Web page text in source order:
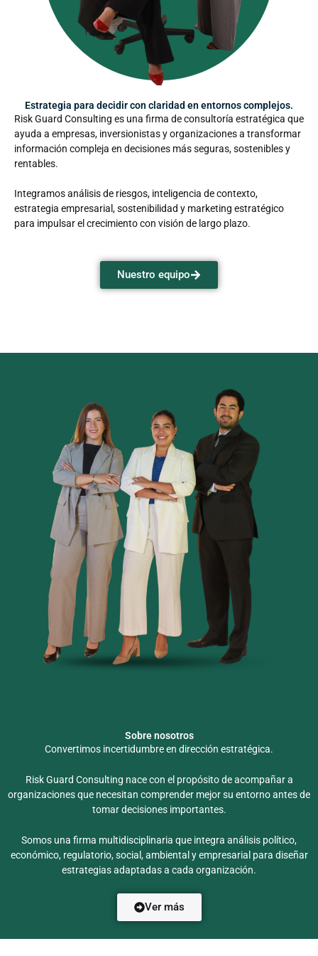
Estrategia para decidir con claridad en entornos complejos.
Risk Guard Consulting es una firma de consultoría estratégica que
ayuda a empresas, inversionistas y organizaciones a transformar
información compleja en decisiones más seguras, sostenibles y
rentables.
Integramos análisis de riesgos, inteligencia de contexto,
estrategia empresarial, sostenibilidad y marketing estratégico
para impulsar el crecimiento con visión de largo plazo.
Nuestro equipo
Sobre nosotros
Convertimos incertidumbre en dirección estratégica.
Risk Guard Consulting nace con el propósito de acompañar a
organizaciones que necesitan comprender mejor su entorno antes de
tomar decisiones importantes.
Somos una firma multidisciplinaria que integra análisis político,
económico, regulatorio, social, ambiental y empresarial para diseñar
estrategias adaptadas a cada organización.
Ver más